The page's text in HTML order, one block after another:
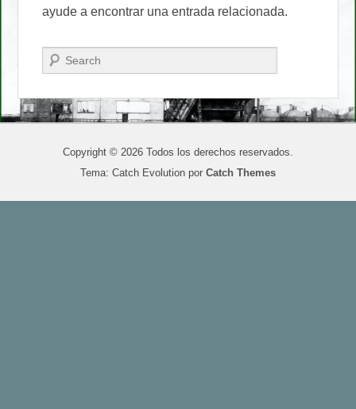
ayude a encontrar una entrada relacionada.
Buscar
Copyright © 2026 Todos los derechos reservados.
Tema: Catch Evolution por Catch Themes